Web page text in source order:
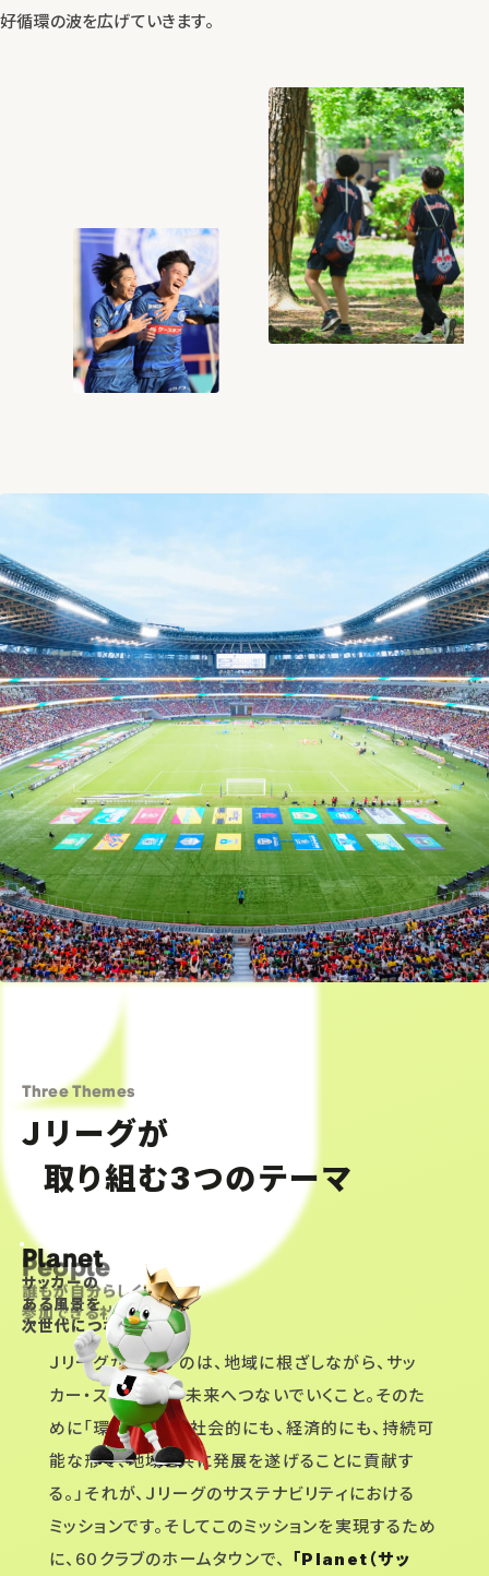
好循環の波を広げていきます。
Three Themes
Ｊリーグが
取り組む3つのテーマ
Planet
サッカーの
ある風景を
次世代につなぐ
People
誰もが自分らしく
参加できる社会へ
Community
「お互いさま」が広がる
温かい地域へ
Ｊリーグが目指すのは、地域に根ざしながら、サッ
カー・スポーツを、未来へつないでいくこと。そのた
めに「環境的にも、社会的にも、経済的にも、持続可
能な形で、地域と共に発展を遂げることに貢献す
る。」それが、Ｊリーグのサステナビリティにおける
ミッションです。そしてこのミッションを実現するため
に、60クラブのホームタウンで、 「Planet（サッ